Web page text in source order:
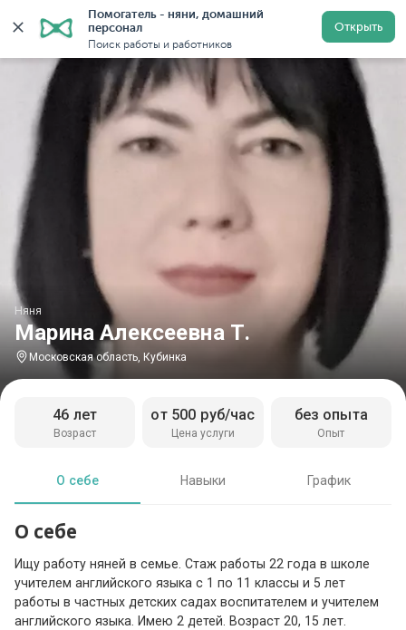
Помогатель - няни, домашний
персонал
Поиск работы и работников
Открыть
Главная Няни Няни в Московской области Няни
Марина Алексеевна Т.
Няня
Московская область, Кубинка
Возраст
46 лет
Цена услуги
от 500 руб/час
Опыт
без опыта
О себе Навыки График
О себе
Ищу работу няней в семье. Стаж работы 22 года в школе
учителем английского языка с 1 по 11 классы и 5 лет
работы в частных детских садах воспитателем и учителем
английского языка. Имею 2 детей. Возраст 20, 15 лет.